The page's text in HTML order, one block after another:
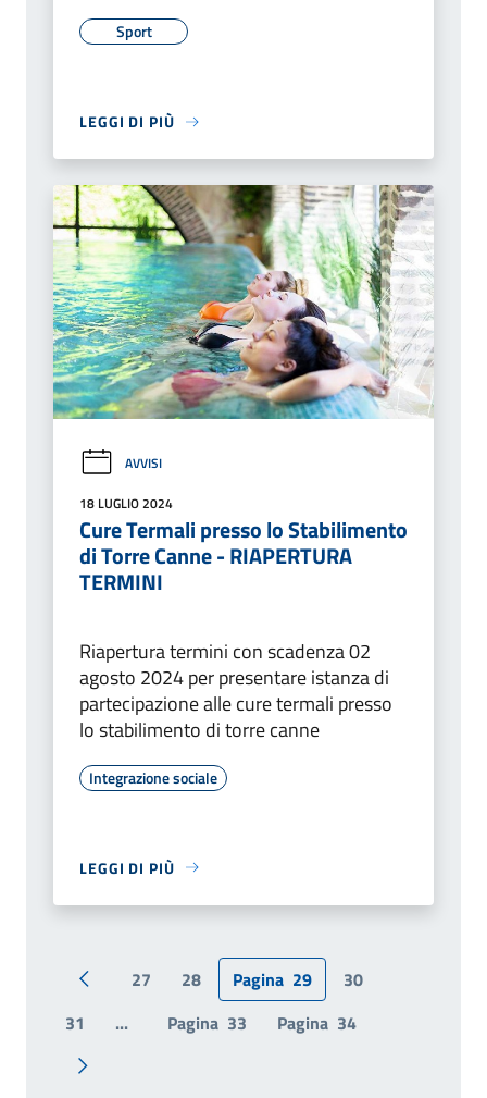
Sport
LEGGI DI PIÙ
AVVISI
18 LUGLIO 2024
Cure Termali presso lo Stabilimento
di Torre Canne - RIAPERTURA
TERMINI
Riapertura termini con scadenza 02
agosto 2024 per presentare istanza di
partecipazione alle cure termali presso
lo stabilimento di torre canne
Integrazione sociale
LEGGI DI PIÙ
Pagina precedente
27 28 Pagina 29
30
31
... Pagina 33 Pagina 34
Pagina successiva